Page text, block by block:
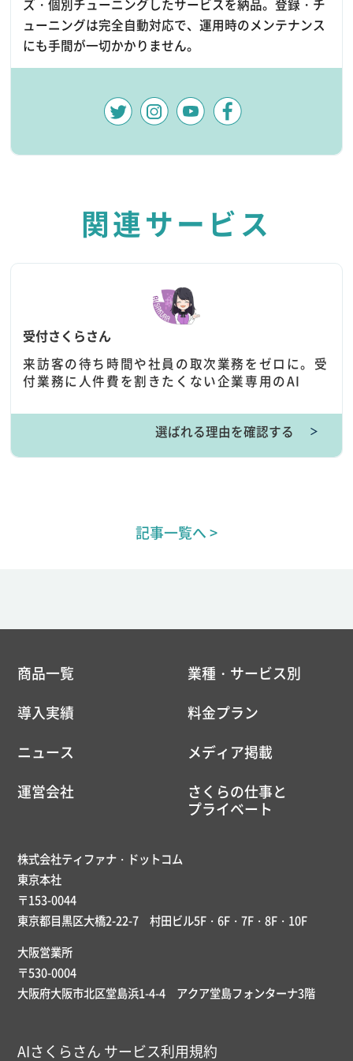
ズ・個別チューニングしたサービスを納品。登録・チ
ューニングは完全自動対応で、運用時のメンテナンス
にも手間が一切かかりません。
関連サービス
受付さくらさん
来訪客の待ち時間や社員の取次業務をゼロに。受
付業務に人件費を割きたくない企業専用のAI
選ばれる理由を確認する ＞
記事一覧へ >
商品一覧
業種・サービス別
導入実績
料金プラン
ニュース
メディア掲載
運営会社
さくらの仕事と
プライベート
株式会社ティファナ・ドットコム
東京本社
〒153-0044
東京都目黒区大橋2-22-7 村田ビル5F・6F・7F・8F・10F
大阪営業所
〒530-0004
大阪府大阪市北区堂島浜1-4-4 アクア堂島フォンターナ3階
AIさくらさん サービス利用規約